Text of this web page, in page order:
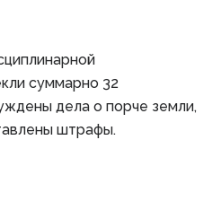
суммарно 32
дела о порче земли,
штрафы.